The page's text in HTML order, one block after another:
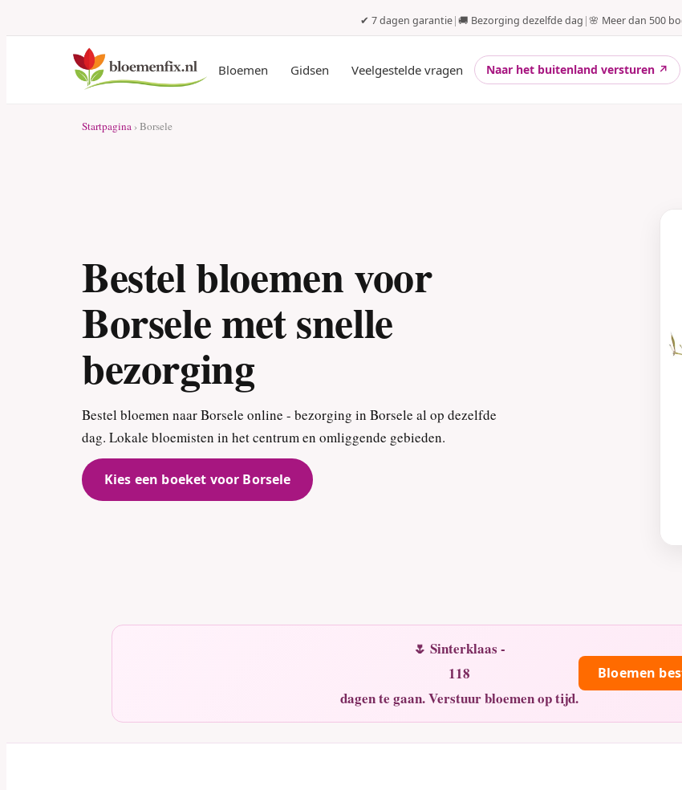
✔ 7 dagen garantie|🚚 Bezorging dezelfde dag |🌸 Meer dan 500
Bloemen Gidsen Veelgestelde vragen Naar het buitenland versturen ↗
Startpagina › Borsele
Bestel bloemen voor
Borsele met snelle
bezorging
Bestel bloemen naar Borsele online - bezorging in Borsele al op dezelfde
dag. Lokale bloemisten in het centrum en omliggende gebieden.
Kies een boeket voor Borsele
🌷 Sinterklaas -
118
dagen te gaan. Verstuur bloemen op tijd.
Bloemen